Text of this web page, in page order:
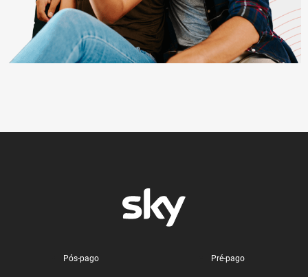
Pós-pago Pré-pago